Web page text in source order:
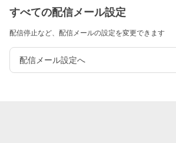
すべての配信メール設定
配信停止など、配信メールの設定を変更できます
配信メール設定へ